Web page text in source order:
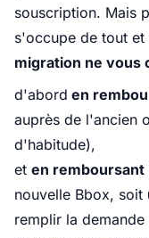
souscription. Mais
s'occupe de tout
migration ne vous
d'abord en
auprès de l'ancien
d'habitude),
et en remboursant
nouvelle Bbox, soit
remplir la